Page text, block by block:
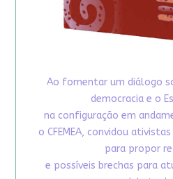
Ao fomentar um diálogo
democracia e o
na configuração em
o CFEMEA, convidou
para propor
e possíveis brechas para